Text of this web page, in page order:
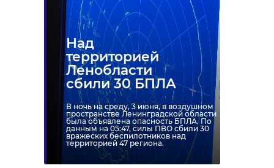
Над
территорией
Ленобласти
сбили 30 БПЛА
В ночь на среду, 3 июня, в воздушном
пространстве Ленинградской области
была объявлена опасность БПЛА. По
данным на 05:47, силы ПВО сбили 30
вражеских беспилотников над
территорией 47 региона.